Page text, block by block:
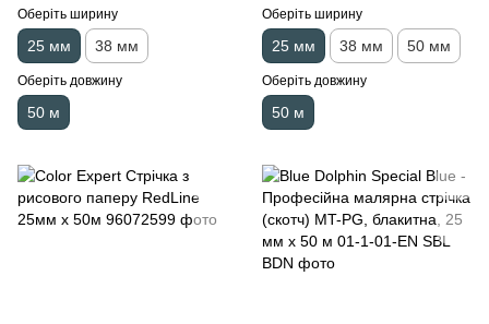
Оберіть ширину
25 мм 38 мм
Оберіть довжину
50 м
Оберіть ширину
25 мм 38 мм 50 мм
Оберіть довжину
50 м